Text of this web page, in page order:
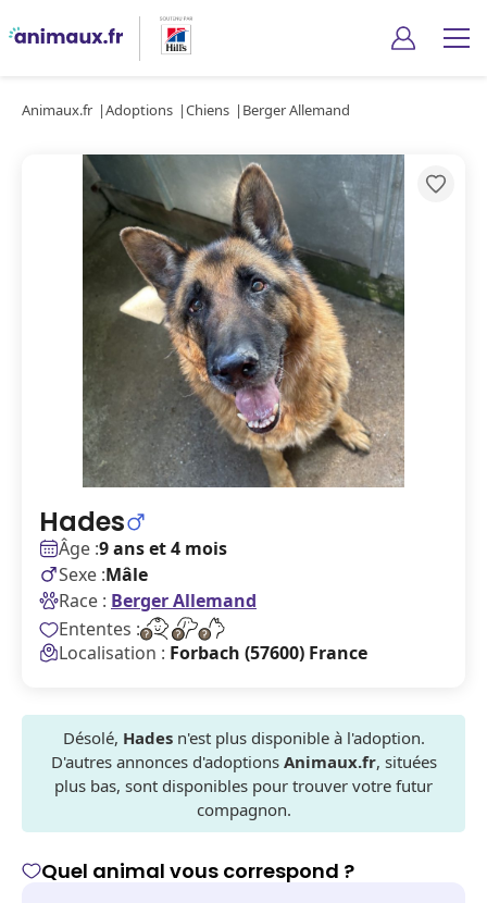
Animaux.fr Adoptions Chiens Berger Allemand
Hades
Âge :9 ans et 4 mois
Sexe :Mâle
Race : Berger Allemand
Ententes :
Localisation : Forbach (57600) France
Désolé, Hadesn'est plus disponible à l'adoption.
D'autres annonces d'adoptions Animaux.fr, situées
plus bas, sont disponibles pour trouver votre futur
compagnon.
Quel animal vous correspond ?